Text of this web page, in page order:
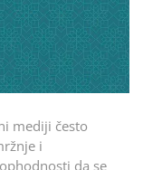
mediji često
i
da se